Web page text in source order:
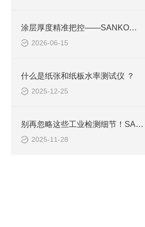
涂层厚度精准把控——SANKO山高在化工防腐领域的关键应用
2026-06-15
什么是纸张和纸板水率测试仪 ？
2025-12-25
别再忽略这些工业检测细节！SANKO山高测厚仪的3大核心技术，让误差无所遁形
2025-11-28